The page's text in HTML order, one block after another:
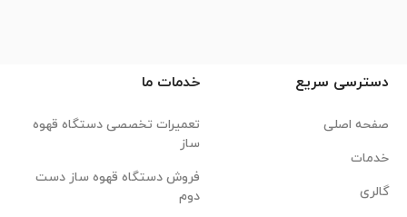
دسترسی سریع
صفحه اصلی
خدمات
گالری
خدمات ما
تعمیرات تخصصی دستگاه قهوه
ساز
فروش دستگاه قهوه ساز دست
دوم